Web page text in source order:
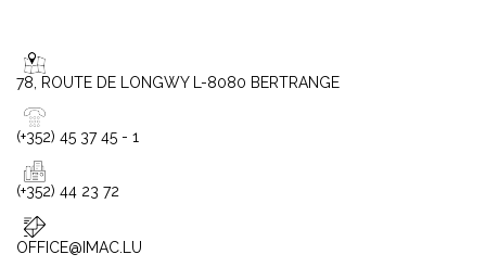
78, ROUTE DE LONGWY L-8080 BERTRANGE
(+352) 45 37 45 - 1
(+352) 44 23 72
OFFICE@IMAC.LU